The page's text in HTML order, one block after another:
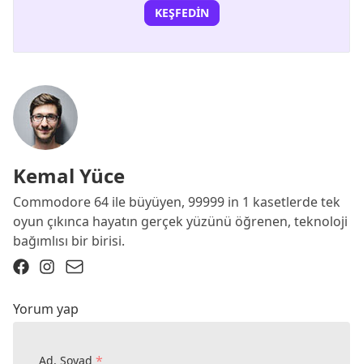
KEŞFEDIN
Kemal Yüce
Commodore 64 ile büyüyen, 99999 in 1 kasetlerde tek
oyun çıkınca hayatın gerçek yüzünü öğrenen, teknoloji
bağımlısı bir birisi.
Yorum yap
Ad, Soyad